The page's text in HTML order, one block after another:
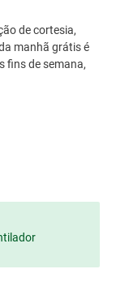
de cortesia,
manhã grátis é
fins de semana,